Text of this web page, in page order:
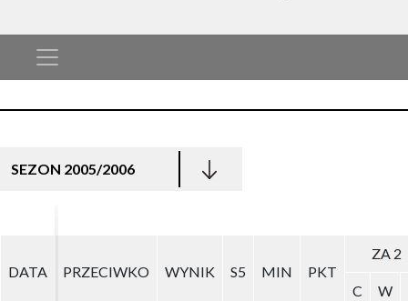
SEZON 2005/2006
DATA PRZECIWKO WYNIK S5 MIN PKT
ZA 2
C W
DATA PRZECIWKO WYNIK S5 MIN PKT
ZA 2
C W